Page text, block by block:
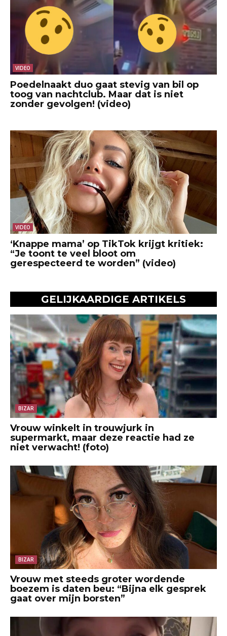
VIDEO
Poedelnaakt duo gaat stevig van bil op
toog van nachtclub. Maar dat is niet
zonder gevolgen! (video)
VIDEO
‘Knappe mama’ op TikTok krijgt kritiek:
“Je toont te veel bloot om
gerespecteerd te worden” (video)
GELIJKAARDIGE ARTIKELS
BIZAR
Vrouw winkelt in trouwjurk in
supermarkt, maar deze reactie had ze
niet verwacht! (foto)
BIZAR
Vrouw met steeds groter wordende
boezem is daten beu: “Bijna elk gesprek
gaat over mijn borsten”